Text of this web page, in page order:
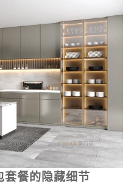
套餐的隐藏细节